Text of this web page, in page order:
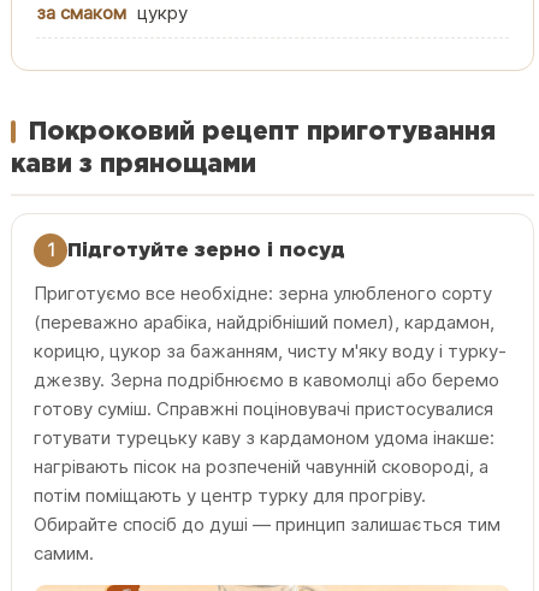
за смаком цукру
Покроковий рецепт приготування
кави з прянощами
1 Підготуйте зерно і посуд
Приготуємо все необхідне: зерна улюбленого сорту
(переважно арабіка, найдрібніший помел), кардамон,
корицю, цукор за бажанням, чисту м'яку воду і турку-
джезву. Зерна подрібнюємо в кавомолці або беремо
готову суміш. Справжні поціновувачі пристосувалися
готувати турецьку каву з кардамоном удома інакше:
нагрівають пісок на розпеченій чавунній сковороді, а
потім поміщають у центр турку для прогріву.
Обирайте спосіб до душі — принцип залишається тим
самим.